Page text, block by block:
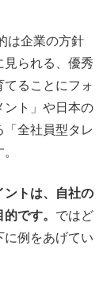
は企業の方針
見られる、優秀
ることにフォ
ント」や日本の
全社員型タレ
ントは、自社の
です。 ではど
に例をあげてい